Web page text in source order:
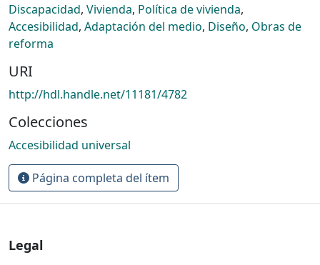
Discapacidad, Vivienda, Política de vivienda,
Accesibilidad, Adaptación del medio, Diseño, Obras de
reforma
URI
http://hdl.handle.net/11181/4782
Colecciones
Accesibilidad universal
Página completa del ítem
Legal